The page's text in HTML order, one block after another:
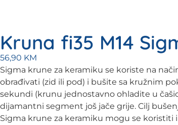
Kruna fi35 M14
56,90 KM
Sigma krune za keramiku se koriste na
obrađivati (zid ili pod) i bušite sa kružnim
sekundi (krunu jednostavno ohladite u
dijamantni segment još jače grije. Cilj
Sigma krune za keramiku mogu se koristiti